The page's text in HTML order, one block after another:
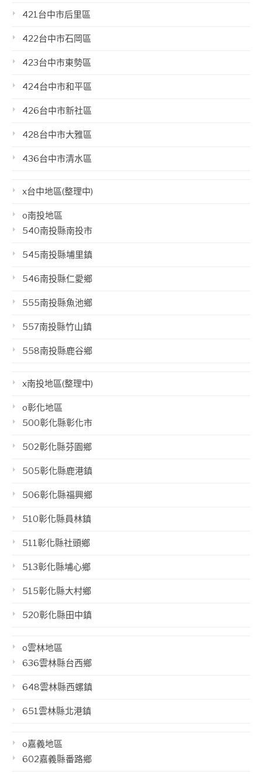
421台中市后里區
422台中市石岡區
423台中市東勢區
424台中市和平區
426台中市新社區
428台中市大雅區
436台中市清水區
x台中地區(整理中)
o南投地區
540南投縣南投市
545南投縣埔里鎮
546南投縣仁愛鄉
555南投縣魚池鄉
557南投縣竹山鎮
558南投縣鹿谷鄉
x南投地區(整理中)
o彰化地區
500彰化縣彰化市
502彰化縣芬園鄉
505彰化縣鹿港鎮
506彰化縣福興鄉
510彰化縣員林鎮
511彰化縣社頭鄉
513彰化縣埔心鄉
515彰化縣大村鄉
520彰化縣田中鎮
o雲林地區
636雲林縣台西鄉
648雲林縣西螺鎮
651雲林縣北港鎮
o嘉義地區
602嘉義縣番路鄉